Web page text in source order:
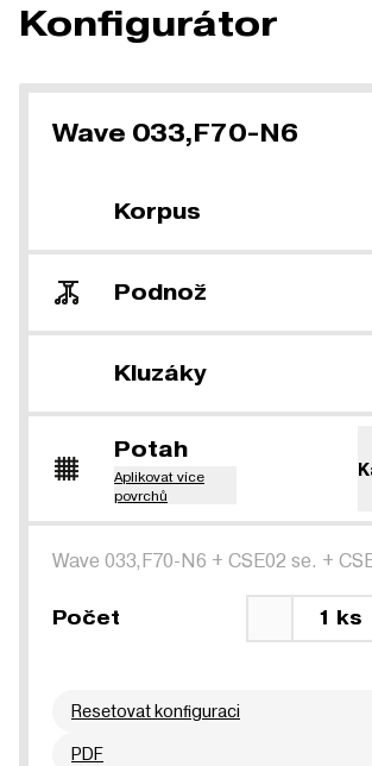
Konfigurátor
Wave 033,F70-N6
Korpus
Podnož
Kluzáky
Potah
Aplikovat více
povrchů
Wave 033,F70-N6 + CSE02 se. +
Počet 1 ks
Resetovat konfiguraci
PDF